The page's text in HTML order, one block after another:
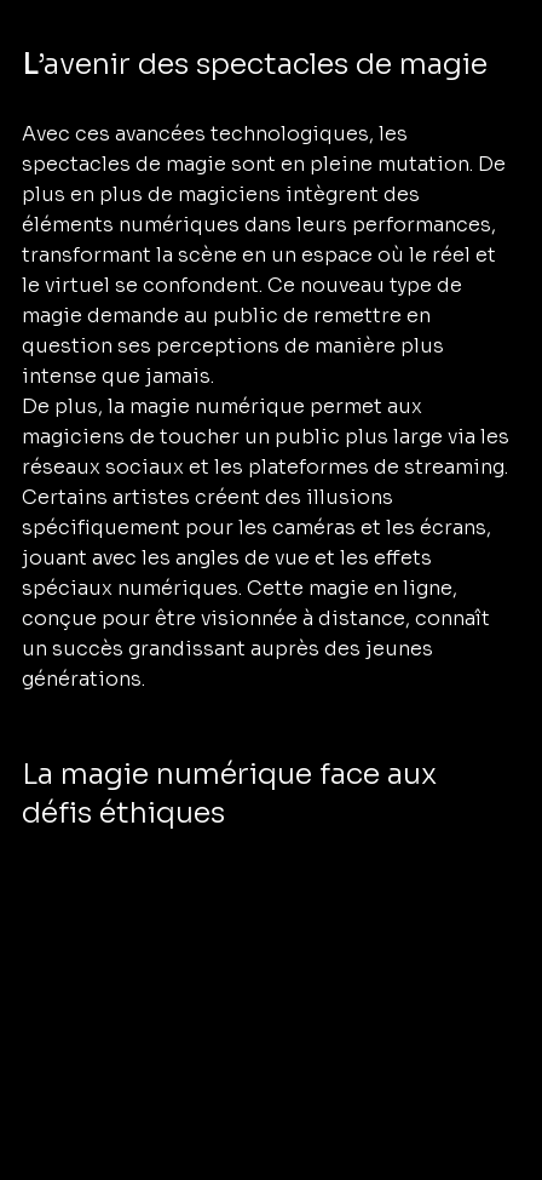
L’avenir des spectacles de magie
Avec ces avancées technologiques, les
spectacles de magie sont en pleine mutation. De
plus en plus de magiciens intègrent des
éléments numériques dans leurs performances,
transformant la scène en un espace où le réel et
le virtuel se confondent. Ce nouveau type de
magie demande au public de remettre en
question ses perceptions de manière plus
intense que jamais.
De plus, la magie numérique permet aux
magiciens de toucher un public plus large via les
réseaux sociaux et les plateformes de streaming.
Certains artistes créent des illusions
spécifiquement pour les caméras et les écrans,
jouant avec les angles de vue et les effets
spéciaux numériques. Cette magie en ligne,
conçue pour être visionnée à distance, connaît
un succès grandissant auprès des jeunes
générations.
La magie numérique face aux
défis éthiques